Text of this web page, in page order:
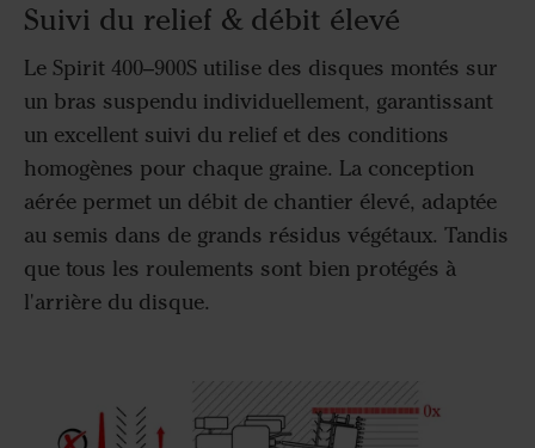
Suivi du relief & débit élevé
Le Spirit 400–900S utilise des disques montés sur
un bras suspendu individuellement, garantissant
un excellent suivi du relief et des conditions
homogènes pour chaque graine. La conception
aérée permet un débit de chantier élevé, adaptée
au semis dans de grands résidus végétaux. Tandis
que tous les roulements sont bien protégés à
l'arrière du disque.